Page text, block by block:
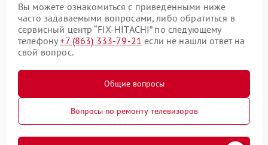
Вы можете ознакомиться с приведенными ниже
часто задаваемыми вопросами, либо обратиться в
сервисный центр “FIX-HITACHI” по следующему
телефону+7 (863) 333-79-21 если не нашли ответ на
свой вопрос.
Общие вопросы
Вопросы по ремонту телевизоров